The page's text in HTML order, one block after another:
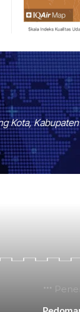
Kota, Kabupaten